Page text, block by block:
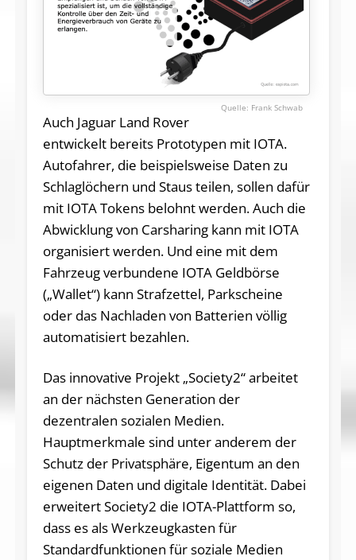
Frank Schwab
Auch Jaguar Land Rover
entwickelt bereits Prototypen mit IOTA.
Autofahrer, die beispielsweise Daten zu
Schlaglöchern und Staus teilen, sollen dafür
mit IOTA Tokens belohnt werden. Auch die
Abwicklung von Carsharing kann mit IOTA
organisiert werden. Und eine mit dem
Fahrzeug verbundene IOTA Geldbörse
(„Wallet“) kann Strafzettel, Parkscheine
oder das Nachladen von Batterien völlig
automatisiert bezahlen.
Das innovative Projekt „Society2“ arbeitet
an der nächsten Generation der
dezentralen sozialen Medien.
Hauptmerkmale sind unter anderem der
Schutz der Privatsphäre, Eigentum an den
eigenen Daten und digitale Identität. Dabei
erweitert Society2 die IOTA-Plattform so,
dass es als Werkzeugkasten für
Standardfunktionen für soziale Medien